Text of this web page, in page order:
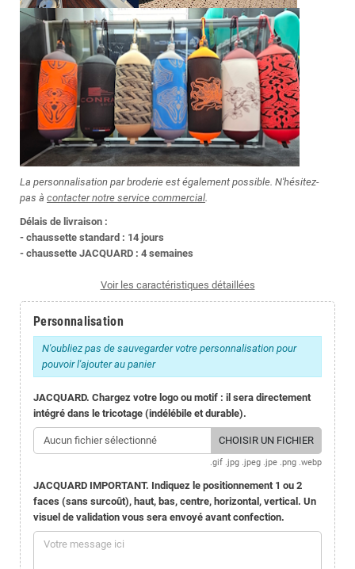
La personnalisation par broderie est également possible. N'hésitez-
pas à contacter notre service commercial.
Délais de livraison :
- chaussette standard : 14 jours
- chaussette JACQUARD : 4 semaines
Voir les caractéristiques détaillées
Personnalisation
N'oubliez pas de sauvegarder votre personnalisation pour
pouvoir l'ajouter au panier
JACQUARD. Chargez votre logo ou motif : il sera directement
intégré dans le tricotage (indélébile et durable).
Aucun fichier sélectionné CHOISIR UN FICHIER
.gif .jpg .jpeg .jpe .png .webp
JACQUARD IMPORTANT. Indiquez le positionnement 1 ou 2
faces (sans surcoût), haut, bas, centre, horizontal, vertical. Un
visuel de validation vous sera envoyé avant confection.